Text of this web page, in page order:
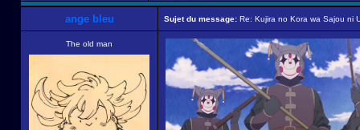
ange bleu Sujet du message: Re: Kujira no Kora wa Sajou ni
The old man